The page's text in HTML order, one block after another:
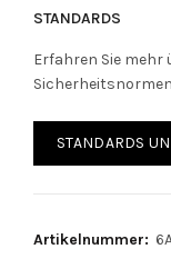
STANDARDS
Erfahren Sie
Sicherheitsnormen
STANDARDS
Artikelnummer: